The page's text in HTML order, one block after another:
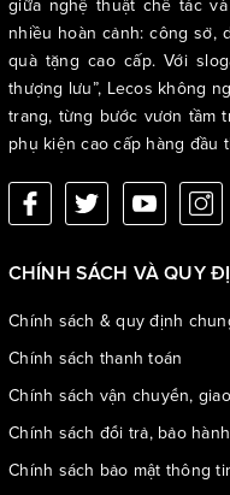
giữa nghệ thuật chế tác
nhiều hoàn cảnh: công sở,
quà tặng cao cấp. Với
thượng lưu”, Lecos không
trang, từng bước vươn tầm
phụ kiện cao cấp hàng đầu
CHÍNH SÁCH VÀ QUY
Chính sách & quy định
Chính sách thanh toán
Chính sách vận chuyển,
Chính sách đổi trả, bảo hành
Chính sách bảo mật thông